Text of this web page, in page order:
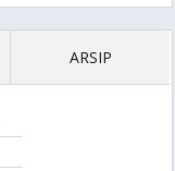
ARSIP